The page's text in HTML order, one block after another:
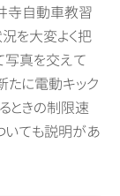
寺自動車教習
を大変よく把
写真を交えて
たに電動キック
ときの制限速
いても説明があ